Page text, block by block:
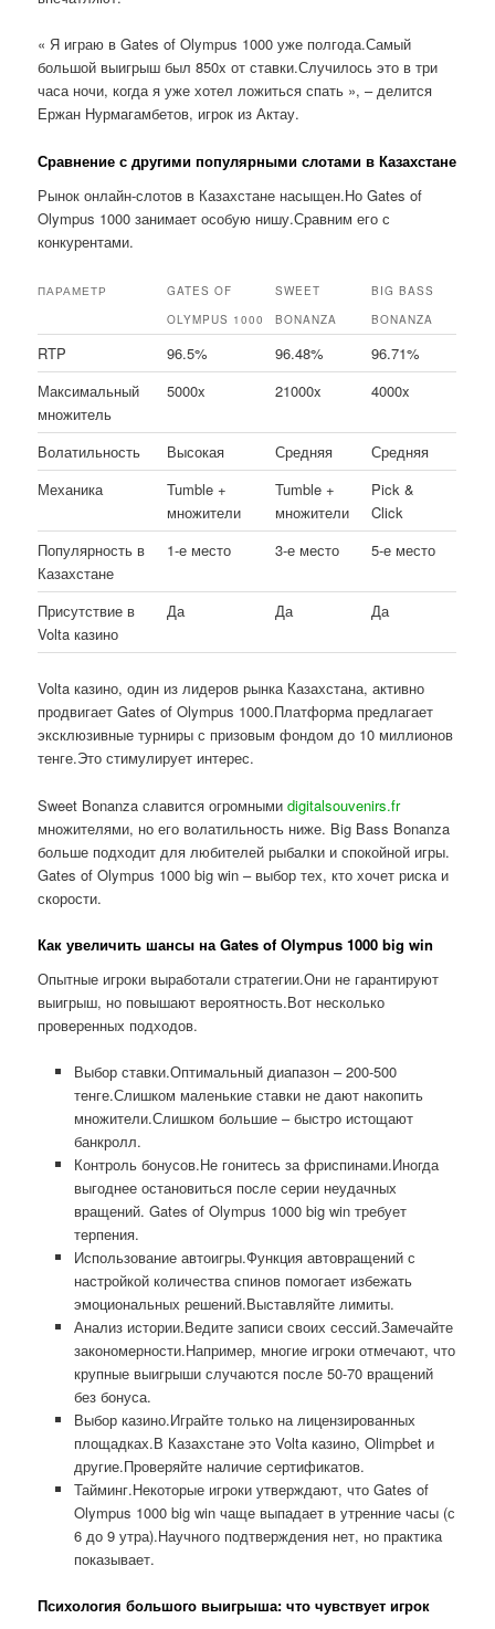
« Я играю в Gates of Olympus 1000 уже полгода.Самый
большой выигрыш был 850x от ставки.Случилось это в три
часа ночи, когда я уже хотел ложиться спать », – делится
Ержан Нурмагамбетов, игрок из Актау.
Сравнение с другими популярными слотами в Казахстане
Рынок онлайн-слотов в Казахстане насыщен.Но Gates of
Olympus 1000 занимает особую нишу.Сравним его с
конкурентами.
ПАРАМЕТР
GATES OF
OLYMPUS 1000
SWEET
BONANZA
BIG BASS
BONANZA
RTP 96.5% 96.48%
96.71%
Максимальный
множитель
5000x 21000x 4000x
Волатильность Высокая Средняя
Средняя
Механика
Tumble +
множители
Tumble +
множители
Pick &
Click
Популярность в
Казахстане
1-е место 3-е место 5-е место
Присутствие в
Volta казино
Да Да Да
Volta казино, один из лидеров рынка Казахстана, активно
продвигает Gates of Olympus 1000.Платформа предлагает
эксклюзивные турниры с призовым фондом до 10 миллионов
тенге.Это стимулирует интерес.
Sweet Bonanza славится огромнымиdigitalsouvenirs.fr
множителями, но его волатильность ниже. Big Bass Bonanza
больше подходит для любителей рыбалки и спокойной игры.
Gates of Olympus 1000 big win – выбор тех, кто хочет риска и
скорости.
Как увеличить шансы на Gates of Olympus 1000 big win
Опытные игроки выработали стратегии.Они не гарантируют
выигрыш, но повышают вероятность.Вот несколько
проверенных подходов.
Выбор ставки.Оптимальный диапазон – 200-500
тенге.Слишком маленькие ставки не дают накопить
множители.Слишком большие – быстро истощают
банкролл.
Контроль бонусов.Не гонитесь за фриспинами.Иногда
выгоднее остановиться после серии неудачных
вращений. Gates of Olympus 1000 big win требует
терпения.
Использование автоигры.Функция автовращений с
настройкой количества спинов помогает избежать
эмоциональных решений.Выставляйте лимиты.
Анализ истории.Ведите записи своих сессий.Замечайте
закономерности.Например, многие игроки отмечают, что
крупные выигрыши случаются после 50-70 вращений
без бонуса.
Выбор казино.Играйте только на лицензированных
площадках.В Казахстане это Volta казино, Olimpbet и
другие.Проверяйте наличие сертификатов.
Тайминг.Некоторые игроки утверждают, что Gates of
Olympus 1000 big win чаще выпадает в утренние часы (с
6 до 9 утра).Научного подтверждения нет, но практика
показывает.
Психология большого выигрыша: что чувствует игрок